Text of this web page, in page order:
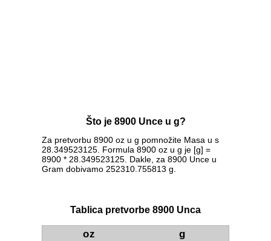
Što je 8900 Unce u g?
Za pretvorbu 8900 oz u g pomnožite Masa u s
28.349523125. Formula 8900 oz u g je [g] =
8900 * 28.349523125. Dakle, za 8900 Unce u
Gram dobivamo 252310.755813 g.
Tablica pretvorbe 8900 Unca